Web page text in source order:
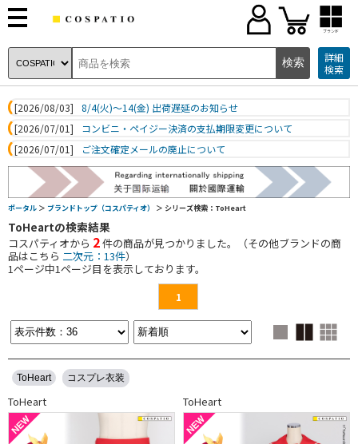
ブランド
詳細
検索
[2026/08/03]
8/4(火)～14(金) 出荷遅延のお知らせ
[2026/07/01]
コンビニ・ペイジー決済の支払期限変更について
[2026/07/01]
ご注文確定メールの廃止について
ポータル ＞ ブランドトップ（コスパティオ） ＞ シリーズ検索：ToHeart
ToHeartの検索結果
コスパティオから 2件の商品が見つかりました。（その他ブランドの商
品はこちら 二次元：13件）
1ページ中1ページ目を表示しております。
1
ToHeart コスプレ衣装
ToHeart ToHeart